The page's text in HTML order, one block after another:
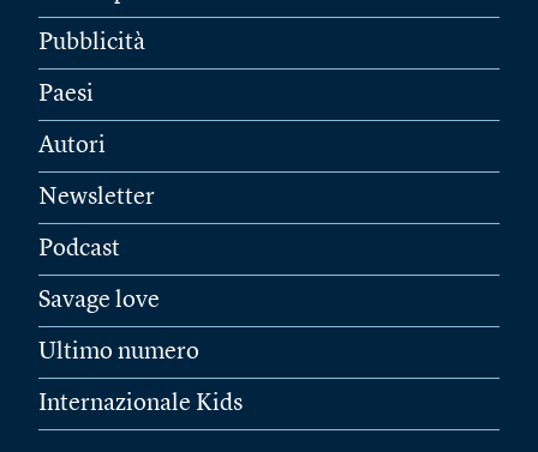
Pubblicità
Paesi
Autori
Newsletter
Podcast
Savage love
Ultimo numero
Internazionale Kids